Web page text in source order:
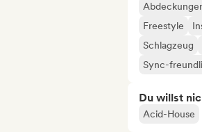
Freestyle
Schlagzeug
Sync-
Du willst
Acid-House